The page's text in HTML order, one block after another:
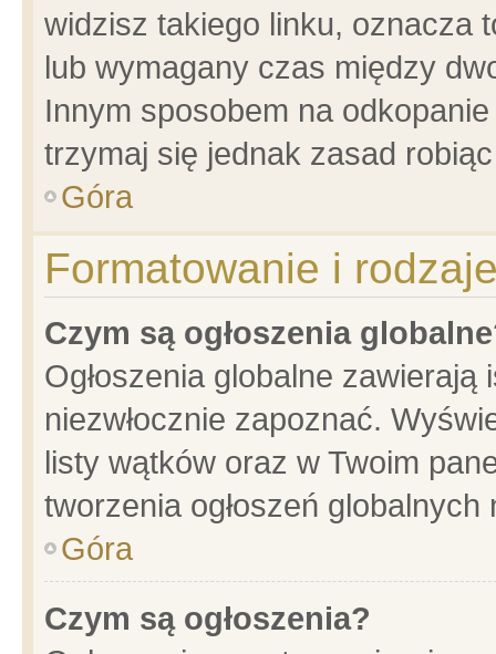
widzisz takiego linku, oznacza
lub wymagany czas między
Innym sposobem na
trzymaj się jednak zasad
Góra
Formatowanie i
Czym są ogłoszenia
Ogłoszenia globalne
niezwłocznie zapoznać.
listy wątków oraz w Twoim
tworzenia ogłoszeń
Góra
Czym są ogłoszenia?